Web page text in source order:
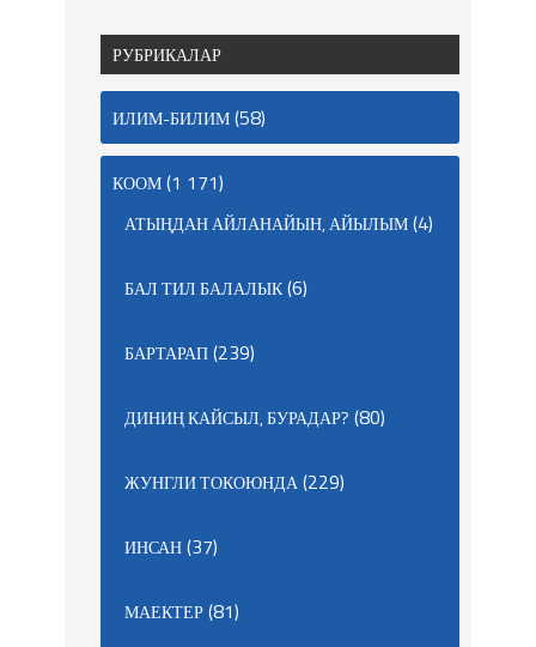
РУБРИКАЛАР
ИЛИМ-БИЛИМ(58)
КООМ(1 171)
АТЫҢДАН АЙЛАНАЙЫН, АЙЫЛЫМ(4)
БАЛ ТИЛ БАЛАЛЫК(6)
БАРТАРАП(239)
ДИНИҢ КАЙСЫЛ, БУРАДАР? (80)
ЖУНГЛИ ТОКОЮНДА(229)
ИНСАН(37)
МАЕКТЕР(81)